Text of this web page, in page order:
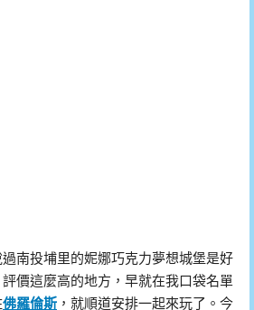
南投埔里的妮娜巧克力夢想城堡是好
價這麼高的地方，早就在我口袋名單
佛羅倫斯 ，就順道安排一起來玩了。今